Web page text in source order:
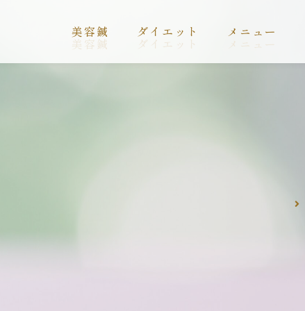
美容鍼 ダイエット メニュー
美容鍼 ダイエット メニュー